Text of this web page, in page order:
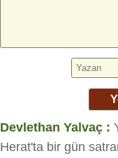
Devlethan Yalvaç :
Herat'ta bir gün